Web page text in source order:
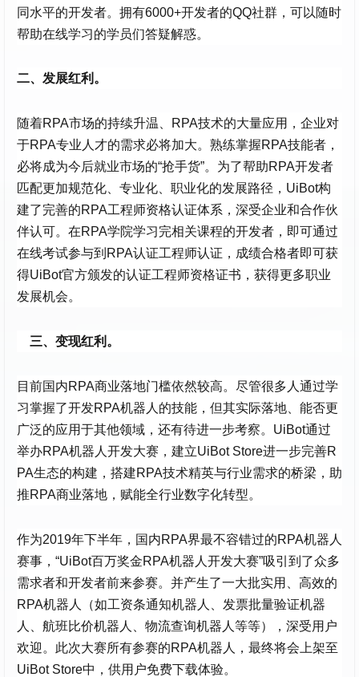
同水平的开发者。拥有6000+开发者的QQ社群，可以随时
帮助在线学习的学员们答疑解惑。
二、发展红利。
随着RPA市场的持续升温、RPA技术的大量应用，企业对
于RPA专业人才的需求必将加大。熟练掌握RPA技能者，
必将成为今后就业市场的“抢手货”。为了帮助RPA开发者
匹配更加规范化、专业化、职业化的发展路径，UiBot构
建了完善的RPA工程师资格认证体系，深受企业和合作伙
伴认可。在RPA学院学习完相关课程的开发者，即可通过
在线考试参与到RPA认证工程师认证，成绩合格者即可获
得UiBot官方颁发的认证工程师资格证书，获得更多职业
发展机会。
三、变现红利。
目前国内RPA商业落地门槛依然较高。尽管很多人通过学
习掌握了开发RPA机器人的技能，但其实际落地、能否更
广泛的应用于其他领域，还有待进一步考察。UiBot通过
举办RPA机器人开发大赛，建立UiBot Store进一步完善R
PA生态的构建，搭建RPA技术精英与行业需求的桥梁，助
推RPA商业落地，赋能全行业数字化转型。
作为2019年下半年，国内RPA界最不容错过的RPA机器人
赛事，“UiBot百万奖金RPA机器人开发大赛”吸引到了众多
需求者和开发者前来参赛。并产生了一大批实用、高效的
RPA机器人（如工资条通知机器人、发票批量验证机器
人、航班比价机器人、物流查询机器人等等），深受用户
欢迎。此次大赛所有参赛的RPA机器人，最终将会上架至
UiBot Store中，供用户免费下载体验。